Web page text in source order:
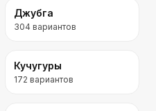
Джубга
304 вариантов
Кучугуры
172 вариантов